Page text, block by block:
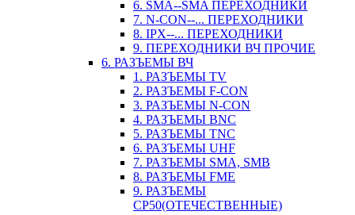
6. SMA--SMA ПЕРЕХОДНИКИ
7. N-CON--... ПЕРЕХОДНИКИ
8. IPX--... ПЕРЕХОДНИКИ
9. ПЕРЕХОДНИКИ ВЧ ПРОЧИЕ
6. РАЗЪЕМЫ ВЧ
1. РАЗЪЕМЫ TV
2. РАЗЪЕМЫ F-CON
3. РАЗЪЕМЫ N-CON
4. РАЗЪЕМЫ BNC
5. РАЗЪЕМЫ TNC
6. РАЗЪЕМЫ UHF
7. РАЗЪЕМЫ SMA, SMB
8. РАЗЪЕМЫ FME
9. РАЗЪЕМЫ
СР50(ОТЕЧЕСТВЕННЫЕ)